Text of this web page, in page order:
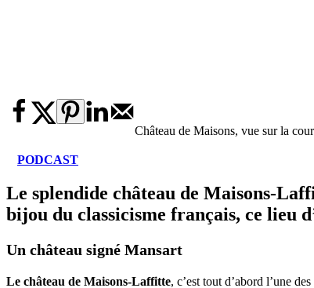
Château de Maisons, vue sur la
PODCAST
Le splendide château de Maisons-
bijou du classicisme français, ce lieu
Un château signé Mansart
Le château de Maisons-Laffitte, c’est tout d’abord l’une